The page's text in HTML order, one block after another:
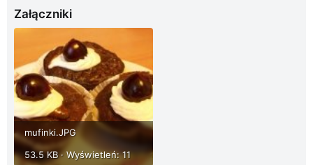
Załączniki
mufinki.JPG
53.5 KB · Wyświetleń: 11